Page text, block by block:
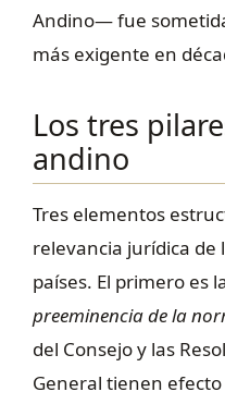
Andino— fue
más exigente en
Los tres
andino
Tres elementos
relevancia jurídica de
países. El primero es
preeminencia de la
del Consejo y las
General tienen